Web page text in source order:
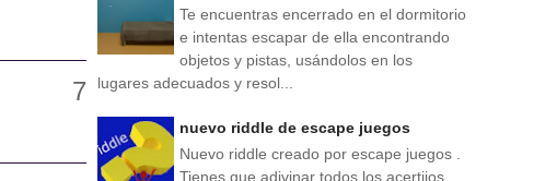
Te encuentras encerrado en el dormitorio
e intentas escapar de ella encontrando
objetos y pistas, usándolos en los
lugares adecuados y resol...
nuevo riddle de escape juegos
Nuevo riddle creado por escape juegos .
Tienes que adivinar todos los acertijos